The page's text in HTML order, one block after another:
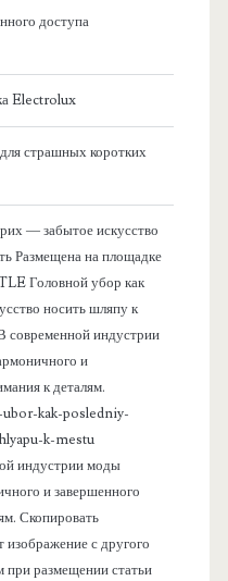
доступа
Electrolux
страшных коротких
— забытое искусство
Размещена на площадке
Головной убор как
носить шляпу к
индустрии
и
к деталям.
ubor-kak-posledniy-
k-mestu
индустрии моды
и завершенного
Скопировать
изображение с другого
при размещении статьи